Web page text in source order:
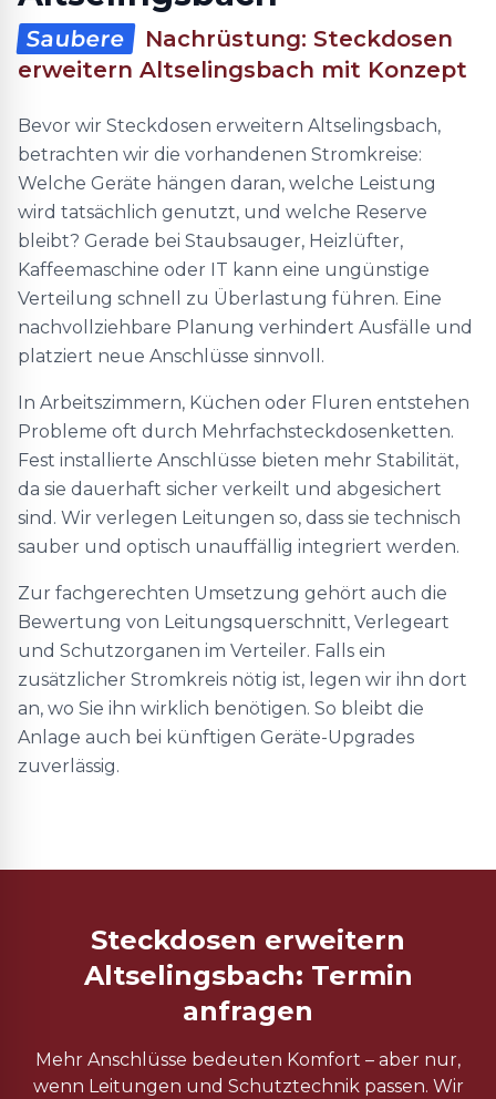
Saubere
Nachrüstung: Steckdosen
erweitern Altselingsbach mit Konzept
Bevor wir Steckdosen erweitern Altselingsbach,
betrachten wir die vorhandenen Stromkreise:
Welche Geräte hängen daran, welche Leistung
wird tatsächlich genutzt, und welche Reserve
bleibt? Gerade bei Staubsauger, Heizlüfter,
Kaffeemaschine oder IT kann eine ungünstige
Verteilung schnell zu Überlastung führen. Eine
nachvollziehbare Planung verhindert Ausfälle und
platziert neue Anschlüsse sinnvoll.
In Arbeitszimmern, Küchen oder Fluren entstehen
Probleme oft durch Mehrfachsteckdosenketten.
Fest installierte Anschlüsse bieten mehr Stabilität,
da sie dauerhaft sicher verkeilt und abgesichert
sind. Wir verlegen Leitungen so, dass sie technisch
sauber und optisch unauffällig integriert werden.
Zur fachgerechten Umsetzung gehört auch die
Bewertung von Leitungsquerschnitt, Verlegeart
und Schutzorganen im Verteiler. Falls ein
zusätzlicher Stromkreis nötig ist, legen wir ihn dort
an, wo Sie ihn wirklich benötigen. So bleibt die
Anlage auch bei künftigen Geräte-Upgrades
zuverlässig.
Steckdosen erweitern
Altselingsbach: Termin
anfragen
Mehr Anschlüsse bedeuten Komfort – aber nur,
wenn Leitungen und Schutztechnik passen. Wir